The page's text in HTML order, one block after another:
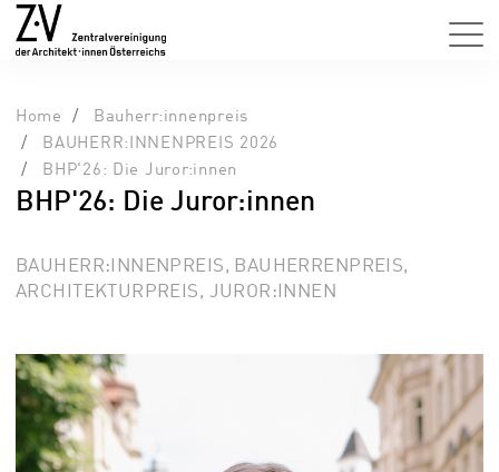
Home
Bauherr:innenpreis
BAUHERR:INNENPREIS 2026
BHP'26: Die Juror:innen
BHP'26: Die Juror:innen
BAUHERR:INNENPREIS, BAUHERRENPREIS,
ARCHITEKTURPREIS, JUROR:INNEN